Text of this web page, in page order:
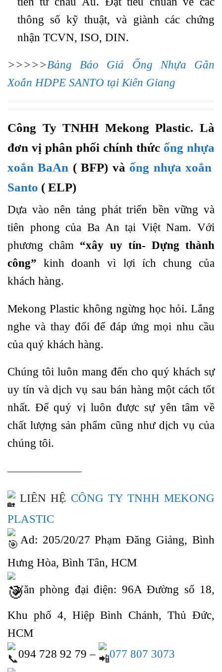
thông số kỹ thuật, và giành các chứng
nhận TCVN, ISO, DIN.
>>>>>Bảng Báo Giá Ống Nhựa Gân
Xoắn HDPE SANTO tại Kiên Giang
Công Ty TNHH Mekong Plastic. Là
đơn vị phân phối chính thức ống nhựa
xoắn BaAn ( BFP) và ống nhựa xoắn
Santo ( ELP)
Dựa vào nên tảng phát triển bền vững và
tiên phong của Ba An tại Việt Nam. Với
phương châm “xây uy tín- Dựng thành
công” kinh doanh vì lợi ích chung của
khách hàng.
Mekong Plastic không ngừng học hỏi. Lắng
nghe và thay đổi để đáp ứng mọi nhu cầu
của quý khách hàng.
Chúng tôi luôn mang đến cho quý khách sự
uy tín và dịch vụ sau bán hàng một cách tốt
nhất. Để quý vị luôn được sự yên tâm về
chất lượng sản phẩm cũng như dịch vụ của
chúng tôi.
——————–
LIÊN HỆ CÔNG TY TNHH MEKONG
PLASTIC
Ad: 205/20/27 Phạm Đăng Giảng, Bình
Hưng Hòa, Bình Tân, HCM
Văn phòng đại điện: 96A Đường số 18,
Khu phố 4, Hiệp Bình Chánh, Thủ Đức,
HCM
094 728 92 79 –
077 807 3073